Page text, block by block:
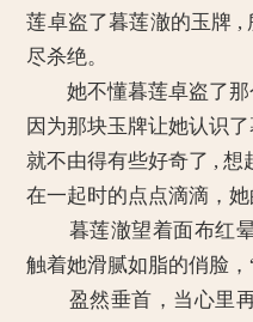
莲卓盗了暮莲澈的玉牌 ,
尽杀绝。
她不懂暮莲卓盗了那
因为那块玉牌让她认识
就不由得有些好奇了 ,
在一起时的点点滴滴，她
暮莲澈望着面布红晕
触着她滑腻如脂的俏脸
盈然垂首，当心里再